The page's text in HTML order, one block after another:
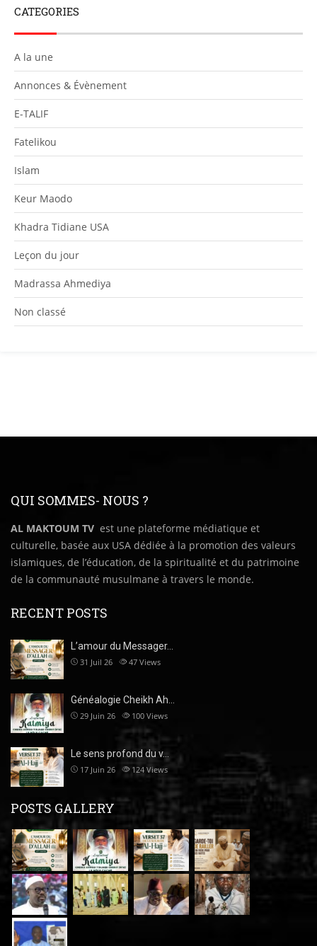
CATEGORIES
A la une
Annonces & Évènement
E-TALIF
Fatelikou
Islam
Keur Maodo
Khadra Tidiane USA
Leçon du jour
Madrassa Ahmediya
Non classé
QUI SOMMES- NOUS ?
AL MAKTOUM TV est une plateforme médiatique et
culturelle, basée aux USA dédiée à la promotion des valeurs
islamiques, de l’éducation, de la spiritualité et du patrimoine
de la communauté musulmane à travers le monde.
RECENT POSTS
L’amour du Messager…
31 Juil 26 47 Views
Généalogie Cheikh Ah…
29 Juin 26 100 Views
Le sens profond du v…
17 Juin 26 124 Views
POSTS GALLERY